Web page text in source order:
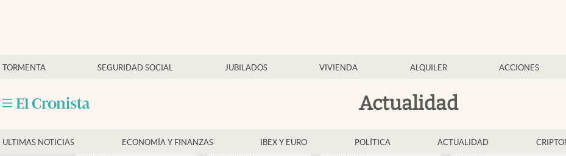
TORMENTA SEGURIDAD SOCIAL JUBILADOS VIVIENDA ALQUILER ACCIONES
Actualidad
Economía y finanzas
Criptomonedas
ULTIMAS NOTICIAS ECONOMÍA Y FINANZAS IBEX Y EURO POLÍTICA ACTUALIDAD